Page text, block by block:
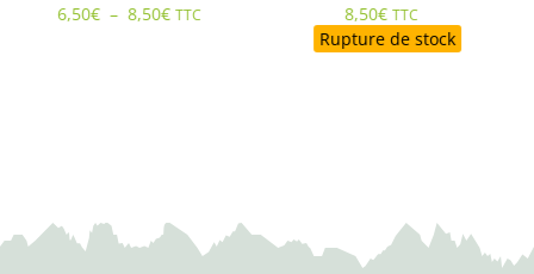
Plage
TTC
Rupture de stock